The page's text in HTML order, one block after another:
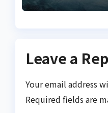
Leave a
Your email address
Required fields are